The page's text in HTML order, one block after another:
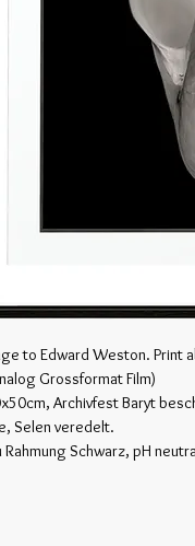
to Edward Weston. Print
Grossformat Film)
Archivfest Baryt
Selen veredelt.
Rahmung Schwarz, pH